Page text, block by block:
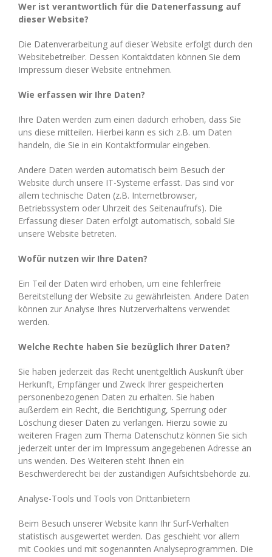
Wer ist verantwortlich für die Datenerfassung auf
dieser Website?
Die Datenverarbeitung auf dieser Website erfolgt durch den
Websitebetreiber. Dessen Kontaktdaten können Sie dem
Impressum dieser Website entnehmen.
Wie erfassen wir Ihre Daten?
Ihre Daten werden zum einen dadurch erhoben, dass Sie
uns diese mitteilen. Hierbei kann es sich z.B. um Daten
handeln, die Sie in ein Kontaktformular eingeben.
Andere Daten werden automatisch beim Besuch der
Website durch unsere IT-Systeme erfasst. Das sind vor
allem technische Daten (z.B. Internetbrowser,
Betriebssystem oder Uhrzeit des Seitenaufrufs). Die
Erfassung dieser Daten erfolgt automatisch, sobald Sie
unsere Website betreten.
Wofür nutzen wir Ihre Daten?
Ein Teil der Daten wird erhoben, um eine fehlerfreie
Bereitstellung der Website zu gewährleisten. Andere Daten
können zur Analyse Ihres Nutzerverhaltens verwendet
werden.
Welche Rechte haben Sie bezüglich Ihrer Daten?
Sie haben jederzeit das Recht unentgeltlich Auskunft über
Herkunft, Empfänger und Zweck Ihrer gespeicherten
personenbezogenen Daten zu erhalten. Sie haben
außerdem ein Recht, die Berichtigung, Sperrung oder
Löschung dieser Daten zu verlangen. Hierzu sowie zu
weiteren Fragen zum Thema Datenschutz können Sie sich
jederzeit unter der im Impressum angegebenen Adresse an
uns wenden. Des Weiteren steht Ihnen ein
Beschwerderecht bei der zuständigen Aufsichtsbehörde zu.
Analyse-Tools und Tools von Drittanbietern
Beim Besuch unserer Website kann Ihr Surf-Verhalten
statistisch ausgewertet werden. Das geschieht vor allem
mit Cookies und mit sogenannten Analyseprogrammen. Die